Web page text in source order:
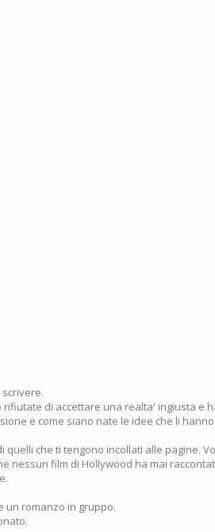
di accettare una realta' ingiusta e
e come siano nate le idee che li
che ti tengono incollati alle pagine.
nessun film di Hollywood ha mai
un romanzo in gruppo.